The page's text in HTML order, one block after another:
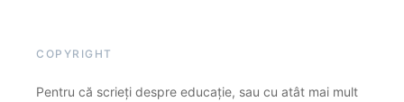
COPYRIGHT
Pentru că scrieți despre educație, sau cu atât mai mult